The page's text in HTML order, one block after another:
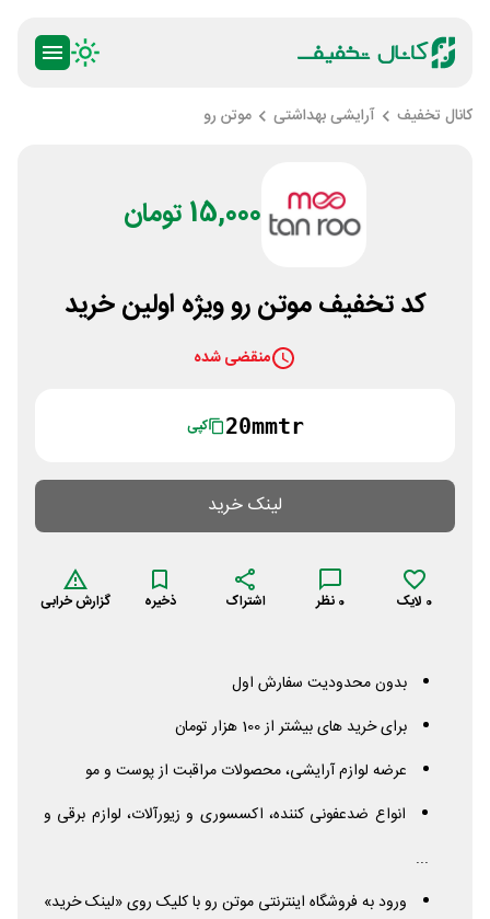
کانال تخفیف آرایشی بهداشتی موتن رو
15,000 تومان
کد تخفیف موتن رو ویژه اولین خرید
منقضی شده
20mmtr کپی
لینک خرید
0 لایک 0 نظر اشتراک ذخیره گزارش خرابی
بدون محدودیت سفارش اول
برای خرید های بیشتر از 100 هزار تومان
عرضه لوازم آرایشی، محصولات مراقبت از پوست و مو
انواع ضدعفونی کننده، اکسسوری و زیورآلات، لوازم برقی و
...
ورود به فروشگاه اینترنتی موتن رو با کلیک روی «لینک خرید»